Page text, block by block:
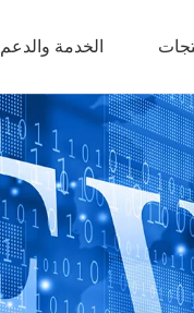
الخدمة والدعم